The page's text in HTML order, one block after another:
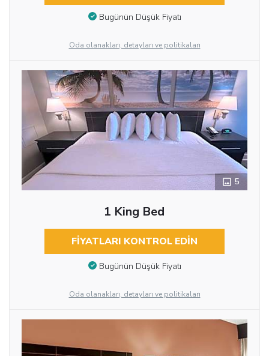
Bugünün Düşük Fiyatı
Oda olanakları, detayları ve politikaları
5
1 King Bed
FIYATLARI KONTROL EDIN
Bugünün Düşük Fiyatı
Oda olanakları, detayları ve politikaları